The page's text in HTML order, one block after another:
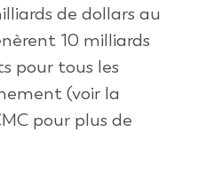
de dollars au
10 milliards
pour tous les
(voir la
pour plus de